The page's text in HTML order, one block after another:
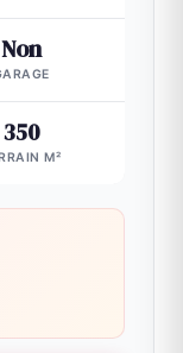
Non
350
M²